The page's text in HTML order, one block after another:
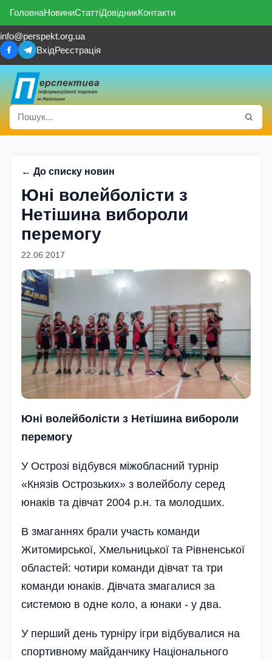
ГоловнаНовиниСтаттіДовідникКонтакти
info@perspekt.org.ua
ВхідРеєстрація
← До списку новин
Юні волейболісти з
Нетішина вибороли
перемогу
22.06.2017
Юні волейболісти з Нетішина вибороли
перемогу
У Острозі відбувся міжобласний турнір
«Князів Острозьких» з волейболу серед
юнаків та дівчат 2004 р.н. та молодших.
В змаганнях брали участь команди
Житомирської, Хмельницької та Рівненської
областей: чотири команди дівчат та три
команди юнаків. Дівчата змагалися за
системою в одне коло, а юнаки - у два.
У перший день турніру ігри відбувалиcя на
спортивному майданчику Національного